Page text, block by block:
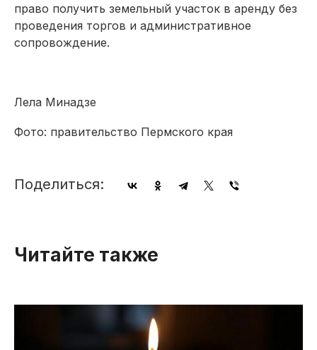
право получить земельный участок в аренду без
проведения торгов и административное
сопровождение.
Лела Минадзе
Фото: правительство Пермского края
Поделиться:
Читайте также